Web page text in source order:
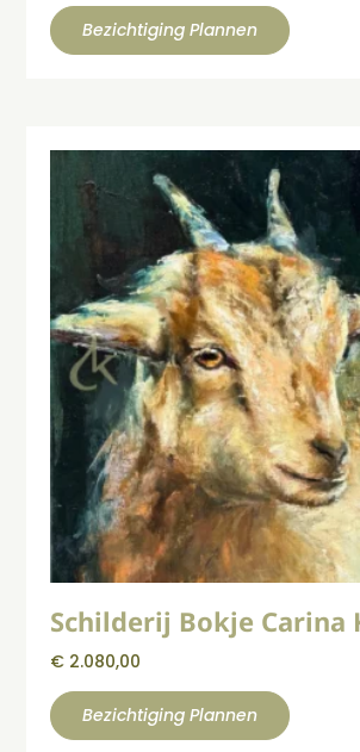
Bezichtiging Plannen
Schilderij Bokje Carina
€ 2.080,00
Bezichtiging Plannen